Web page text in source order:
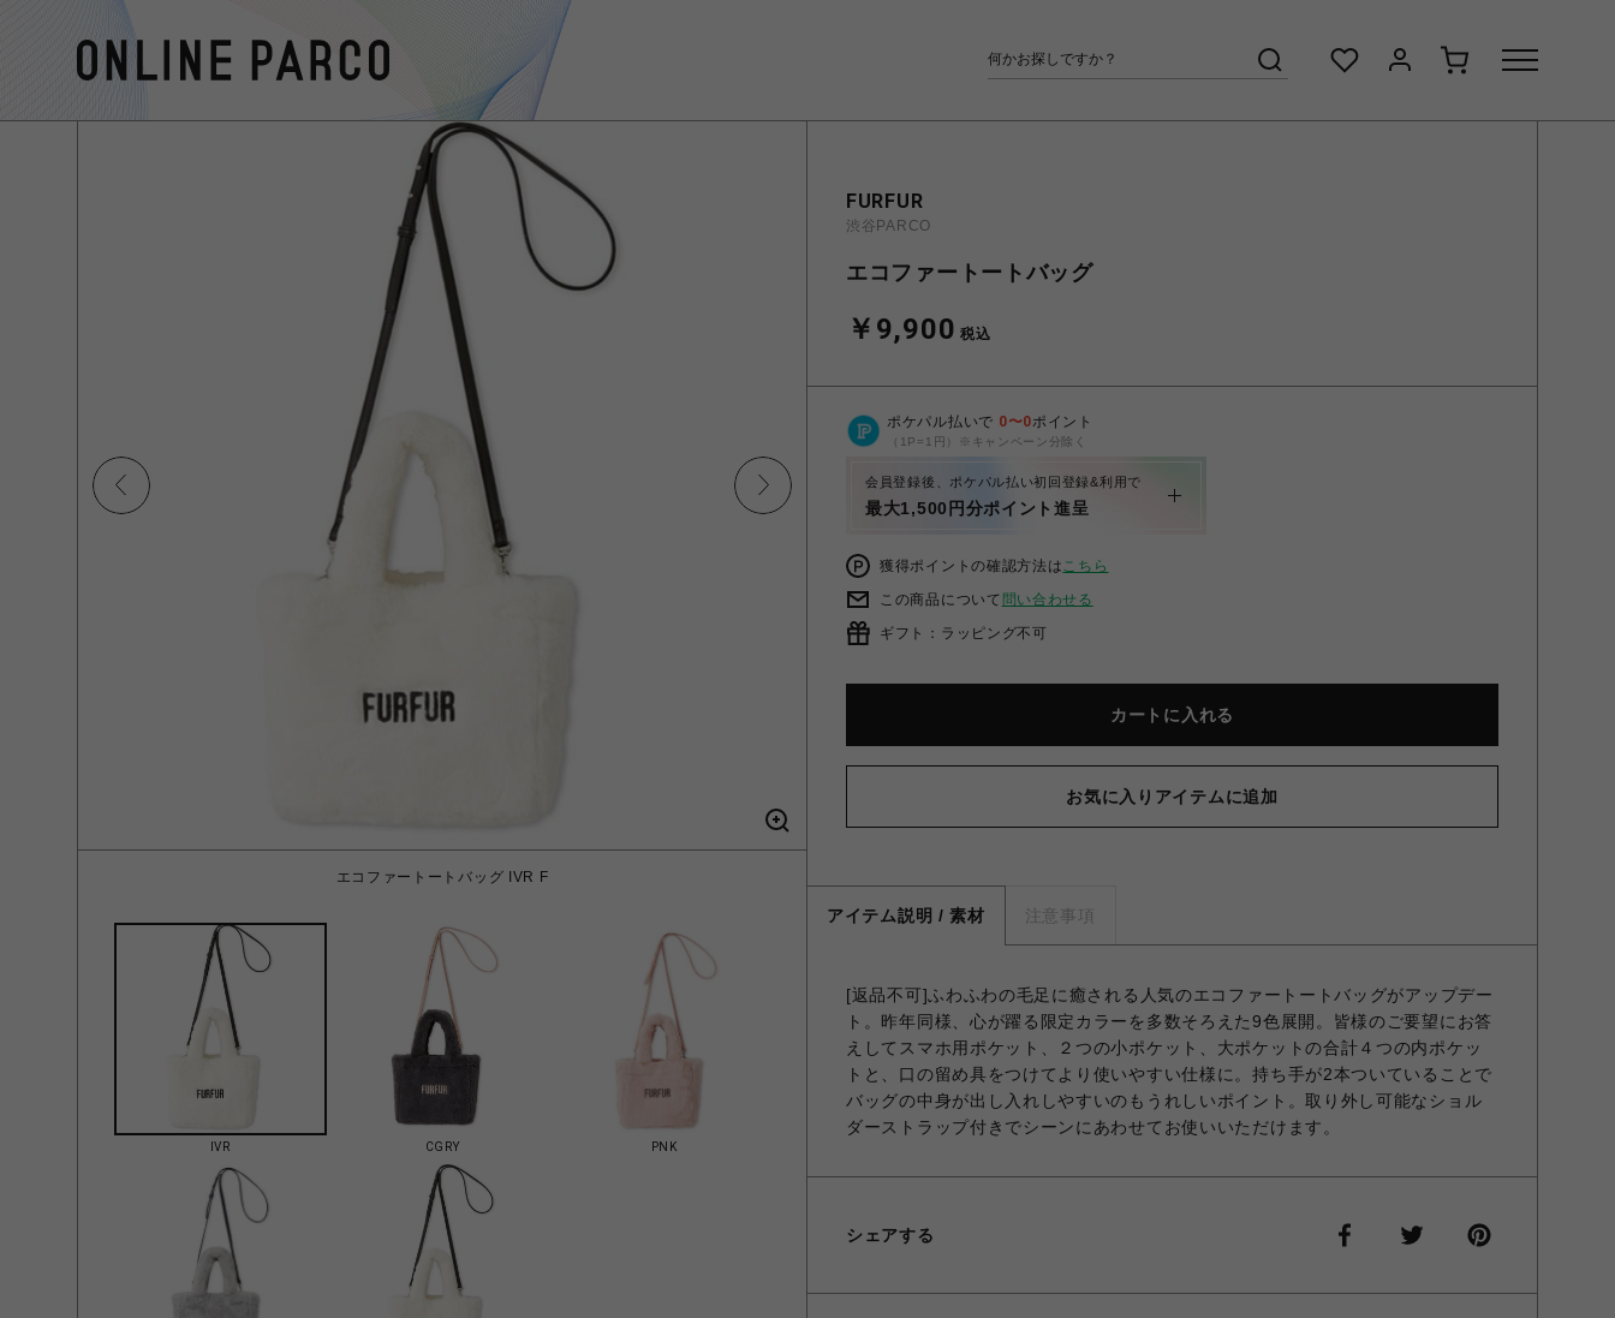
エコファートートバッグ IVR F
IVR CGRY PNK
FURFUR
渋谷PARCO
エコファートートバッグ
￥9,900 税込
ポケパル払いで 0〜0ポイント
（1P=1円）※キャンペーン分除く
会員登録後、ポケパル払い初回登録&利用で
最大1,500円分ポイント進呈
獲得ポイントの確認方法はこちら
この商品について 問い合わせる
ギフト：ラッピング不可
カートに入れる
お気に入りアイテムに追加
アイテム説明 / 素材 注意事項
[返品不可]ふわふわの毛足に癒される人気のエコファートートバッグがアップデー
ト。昨年同様、心が躍る限定カラーを多数そろえた9色展開。皆様のご要望にお答
えしてスマホ用ポケット、２つの小ポケット、大ポケットの合計４つの内ポケッ
トと、口の留め具をつけてより使いやすい仕様に。持ち手が2本ついていることで
バッグの中身が出し入れしやすいのもうれしいポイント。取り外し可能なショル
ダーストラップ付きでシーンにあわせてお使いいただけます。
シェアする